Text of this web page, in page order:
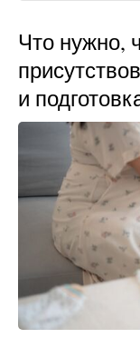
Что нужно,
и